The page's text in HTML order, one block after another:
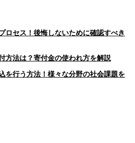
ロセス！後悔しないために確認すべき
方法は？寄付金の使われ方を解説
を行う方法！様々な分野の社会課題を